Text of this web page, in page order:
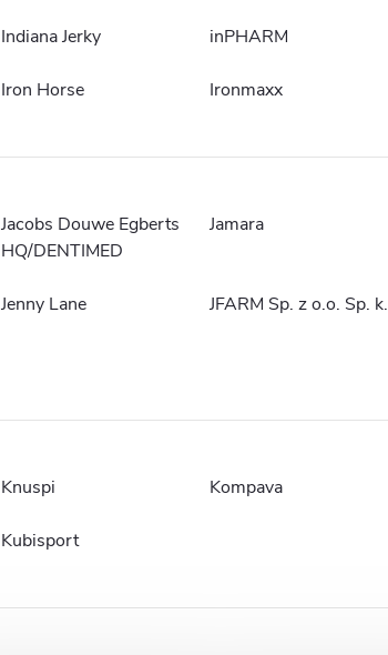
Indiana Jerky inPHARM
Iron Horse Ironmaxx
Jacobs Douwe Egberts
HQ/DENTIMED
Jamara
Jenny Lane JFARM Sp. z o.o. Sp. k.
Knuspi Kompava
Kubisport